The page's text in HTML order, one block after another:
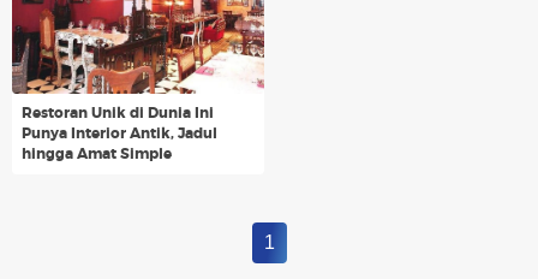
Restoran Unik di Dunia Ini
Punya Interior Antik, Jadul
hingga Amat Simple
1